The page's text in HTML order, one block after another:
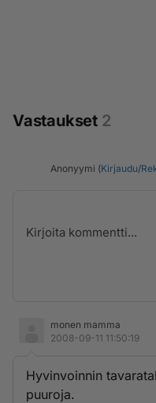
Vastaukset 2
Anonyymi (Kirjaudu/
monen mamma
2008-09-11 11:50:19
Hyvinvoinnin
puuroja.